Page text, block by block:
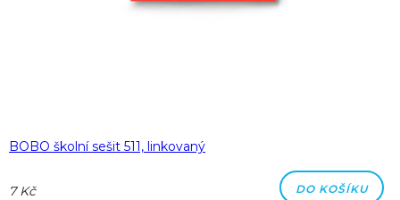
BOBO školní sešit 511, linkovaný
7 Kč DO KOŠÍKU